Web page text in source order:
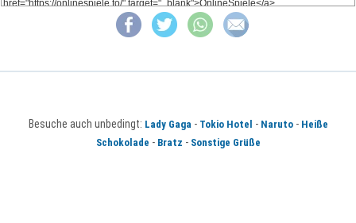
Besuche auch unbedingt: Lady Gaga - Tokio Hotel - Naruto- Heiße
Schokolade - Bratz - Sonstige Grüße